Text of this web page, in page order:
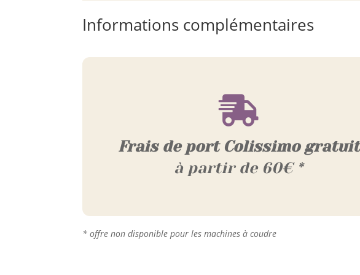
Informations complémentaires

Frais de port Colissimo gratuit
à partir de 60€ *
* offre non disponible pour les machines à coudre